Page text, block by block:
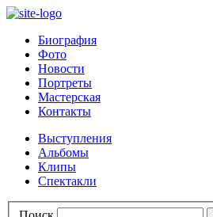
Биография
Фото
Новости
Портреты
Мастерская
Контакты
Выступления
Альбомы
Клипы
Спектакли